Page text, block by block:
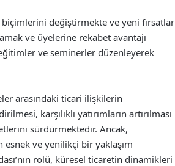
değiştirmekte ve yeni fırsatlar
ve üyelerine rekabet avantajı
ve seminerler düzenleyerek
arasındaki ticari ilişkilerin
karşılıklı yatırımların artırılması
sürdürmektedir. Ancak,
esnek ve yenilikçi bir yaklaşım
rolü, küresel ticaretin dinamikleri